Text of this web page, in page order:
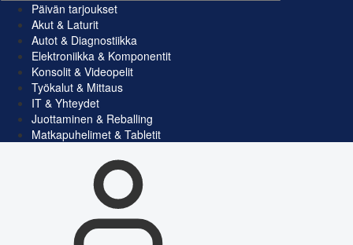
Päivän tarjoukset
Akut & Laturit
Autot & Diagnostiikka
Elektroniikka & Komponentit
Konsolit & Videopelit
Työkalut & Mittaus
IT & Yhteydet
Juottaminen & Reballing
Matkapuhelimet & Tabletit